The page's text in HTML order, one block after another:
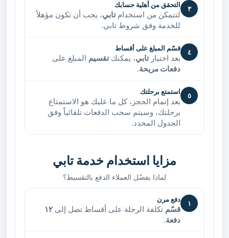
٣ التحقق من أهلية حسابك
لتتمكن من استخدامتابي، يجب أن تكون مؤهلاً
للخدمة وفق شروط تابي.
٤ قسّم المبلغ على أقساط
بعد اختيارتابي، يمكنكتقسيم المبلغ على
دفعات مريحة.
٥ استمتع برحلتك
بعد إتمام الحجز، كل ما عليك هو الاستمتاع
برحلتك، وسيتم سحب الدفعات تلقائياً وفق
الجدول المحدد.
مزايا استخدام خدمة تابي
لماذا يفضّل العملاء الدفع بالتقسيط؟
١ دفع مرن
قسّم تكلفة الرحلة على أقساط تصل إلى ١٢
دفعة.